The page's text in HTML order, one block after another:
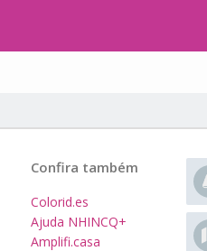
Confira também
Colorid.es
Ajuda NHINCQ+
Amplifi.casa